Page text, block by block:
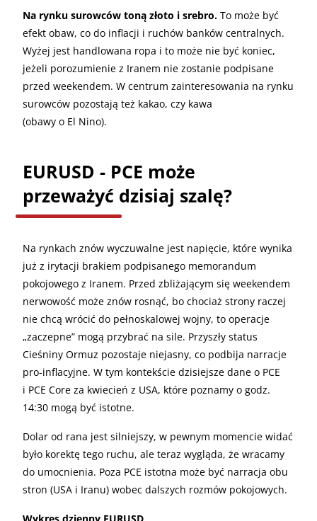
Na rynku surowców toną złoto i srebro. To może być
efekt obaw, co do inflacji i ruchów banków centralnych.
Wyżej jest handlowana ropa i to może nie być koniec,
jeżeli porozumienie z Iranem nie zostanie podpisane
przed weekendem. W centrum zainteresowania na rynku
surowców pozostają też kakao, czy kawa
(obawy o El Nino).
EURUSD - PCE może
przeważyć dzisiaj szalę?
Na rynkach znów wyczuwalne jest napięcie, które wynika
już z irytacji brakiem podpisanego memorandum
pokojowego z Iranem. Przed zbliżającym się weekendem
nerwowość może znów rosnąć, bo chociaż strony raczej
nie chcą wrócić do pełnoskalowej wojny, to operacje
„zaczepne” mogą przybrać na sile. Przyszły status
Cieśniny Ormuz pozostaje niejasny, co podbija narracje
pro-inflacyjne. W tym kontekście dzisiejsze dane o PCE
i PCE Core za kwiecień z USA, które poznamy o godz.
14:30 mogą być istotne.
Dolar od rana jest silniejszy, w pewnym momencie widać
było korektę tego ruchu, ale teraz wygląda, że wracamy
do umocnienia. Poza PCE istotna może być narracja obu
stron (USA i Iranu) wobec dalszych rozmów pokojowych.